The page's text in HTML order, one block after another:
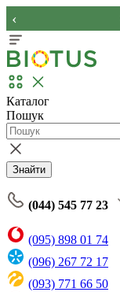
‹
Каталог
Пошук
Знайти
(044) 545 77 23
(095) 898 01 74
(096) 267 72 17
(093) 771 66 50